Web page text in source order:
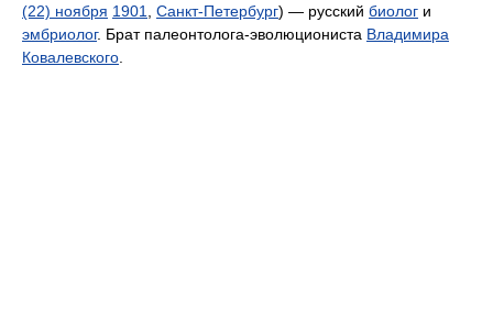
(22) ноября 1901 Санкт-Петербург) — русский биолог и
эмбриолог. Брат палеонтолога-эволюциониста Владимира
Ковалевского